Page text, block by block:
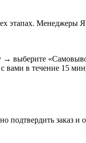
этапах. Менеджеры
→ выберите
вами в течение 15
подтвердить заказ и